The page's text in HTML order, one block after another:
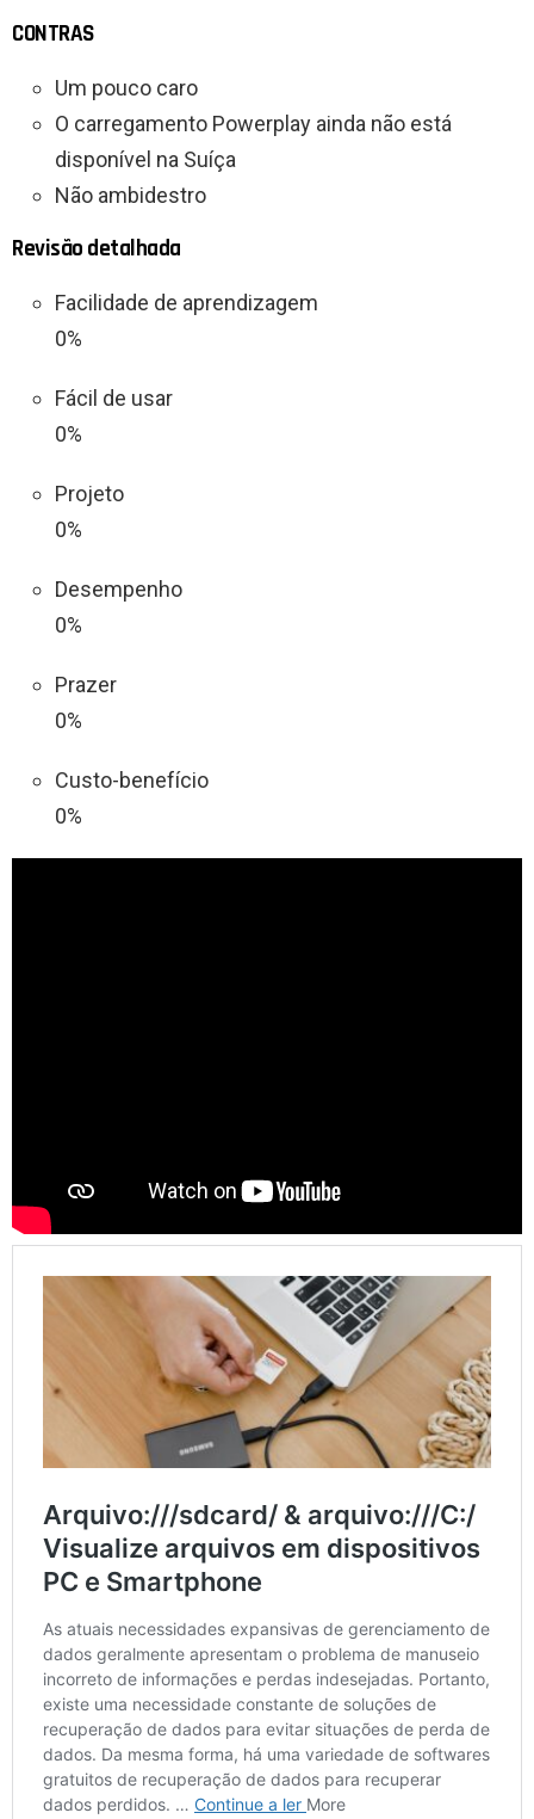
CONTRAS
Um pouco caro
O carregamento Powerplay ainda não está
disponível na Suíça
Não ambidestro
Revisão detalhada
Facilidade de aprendizagem
0%
Fácil de usar
0%
Projeto
0%
Desempenho
0%
Prazer
0%
Custo-benefício
0%